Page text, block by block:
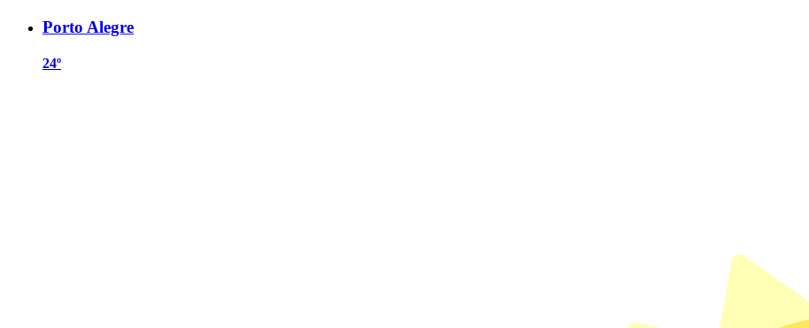
Porto Alegre
24º